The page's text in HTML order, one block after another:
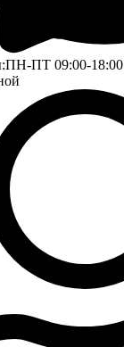
ПН-ПТ 09:00-18:00